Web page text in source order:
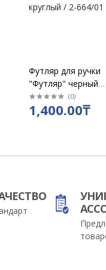
Футляр для ручки
"Футляр" черный
металлический
круглый / 2-664/01
(0)
1,400.00₸